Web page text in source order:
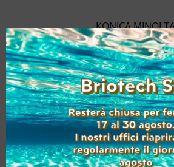
KONICA
BIZHUB C3300I
A4
(B/N: 4.508 – Col:
)
Aggiungi alla lista